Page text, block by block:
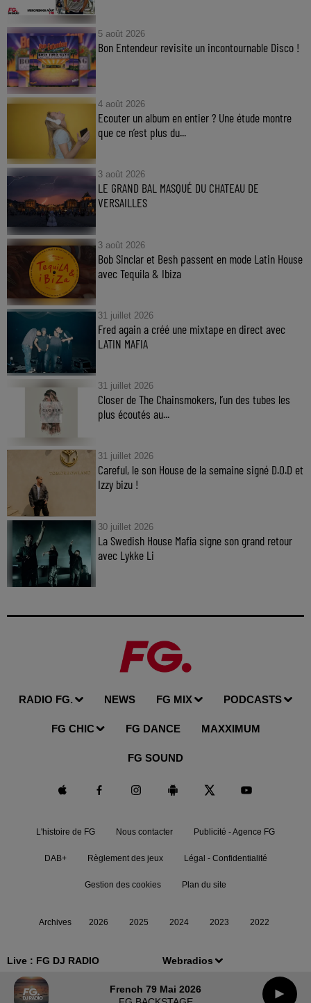
Live : FG DJ RADIO Webradios
French 79 Mai 2026
5 août 2026
Bon Entendeur revisite un incontournable Disco !
4 août 2026
Ecouter un album en entier ? Une étude montre
que ce n’est plus du...
3 août 2026
LE GRAND BAL MASQUÉ DU CHATEAU DE
VERSAILLES
3 août 2026
Bob Sinclar et Besh passent en mode Latin House
avec Tequila & Ibiza
31 juillet 2026
Fred again a créé une mixtape en direct avec
LATIN MAFIA
31 juillet 2026
Closer de The Chainsmokers, l’un des tubes les
plus écoutés au...
31 juillet 2026
Careful, le son House de la semaine signé D.O.D et
Izzy bizu !
30 juillet 2026
La Swedish House Mafia signe son grand retour
avec Lykke Li
RADIO FG. NEWS FG MIX PODCASTS
FG CHIC FG DANCE MAXXIMUM
FG SOUND
L'histoire de FG Nous contacter Publicité - Agence FG
DAB+ Règlement des jeux Légal - Confidentialité
Gestion des cookies Plan du site
Archives 2026 2025 2024 2023 2022